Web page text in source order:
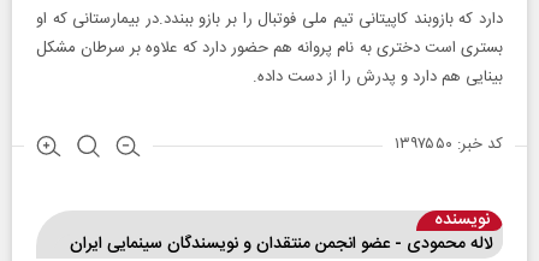
دارد که بازوبند کاپیتانی تیم ملی فوتبال را بر بازو ببندد.در بیمارستانی که او
بستری است دختری به نام پروانه هم حضور دارد که علاوه بر سرطان مشکل
بینایی هم دارد و پدرش را از دست داده.
کد خبر: ۱۳۹۷۵۵۰
نویسنده
لاله محمودی - عضو انجمن منتقدان و نویسندگان سینمایی ایران